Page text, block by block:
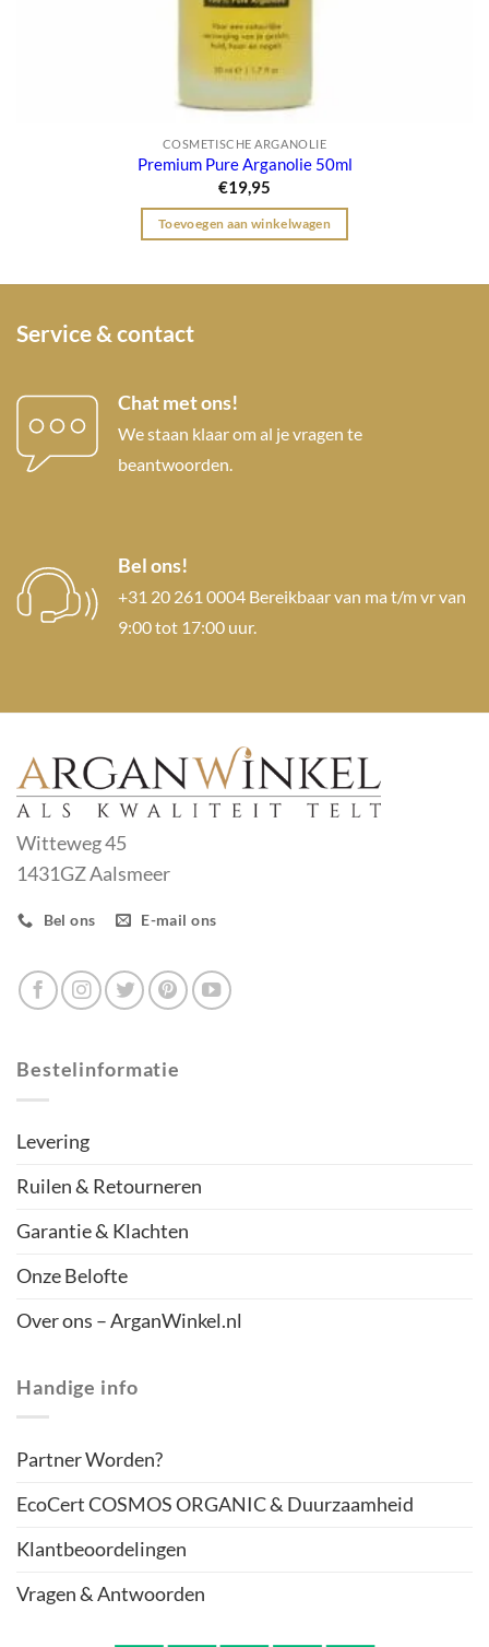
COSMETISCHE ARGANOLIE
Premium Pure Arganolie 50ml
€19,95
Toevoegen aan winkelwagen
Service & contact
Chat met ons!
We staan klaar om al je vragen te
beantwoorden.
Bel ons!
+31 20 261 0004 Bereikbaar van ma t/m vr van
9:00 tot 17:00 uur.
Witteweg 45
1431GZ Aalsmeer
Bel ons E-mail ons
Bestelinformatie
Levering
Ruilen & Retourneren
Garantie & Klachten
Onze Belofte
Over ons – ArganWinkel.nl
Handige info
Partner Worden?
EcoCert COSMOS ORGANIC & Duurzaamheid
Klantbeoordelingen
Vragen & Antwoorden